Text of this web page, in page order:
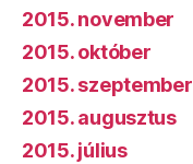
2015. november
2015. október
2015. szeptember
2015. augusztus
2015. július